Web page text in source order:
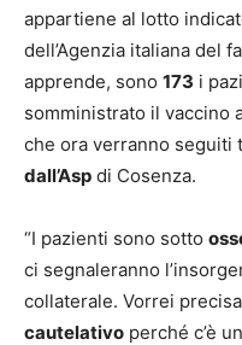
appartiene al lotto
dell’Agenzia italiana del
apprende, sono 173 i
somministrato il vaccino
che ora verranno seguiti
dall’Asp di Cosenza.
“I pazienti sono sotto
ci segnaleranno
collaterale. Vorrei
cautelativo perché c’è